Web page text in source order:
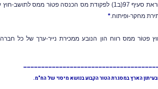
מס הכנסה
מחקר-ופיתוח. *
מס רווח הון הנובע ממכירת נייר-ערך של כל
הארץ במסגרת הטור הקבוע בנושא מיסוי של הח"מ.